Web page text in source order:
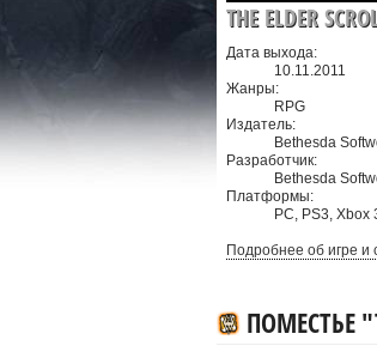
THE ELDER
Дата выхода:
10.11.2011
Жанры:
RPG
Издатель:
Bethesda
Разработчик:
Bethesda
Платформы:
PC, PS3, Xbox
Подробнее об игре и
ПОМЕСТЬЕ